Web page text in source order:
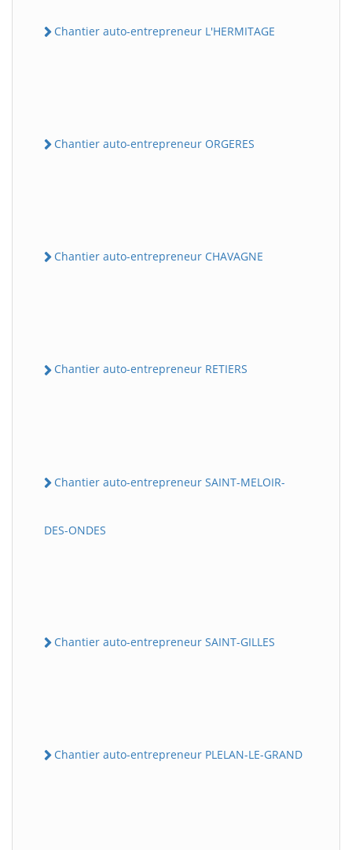
Chantier auto-entrepreneur L'HERMITAGE
Chantier auto-entrepreneur ORGERES
Chantier auto-entrepreneur CHAVAGNE
Chantier auto-entrepreneur RETIERS
Chantier auto-entrepreneur SAINT-MELOIR-
DES-ONDES
Chantier auto-entrepreneur SAINT-GILLES
Chantier auto-entrepreneur PLELAN-LE-GRAND